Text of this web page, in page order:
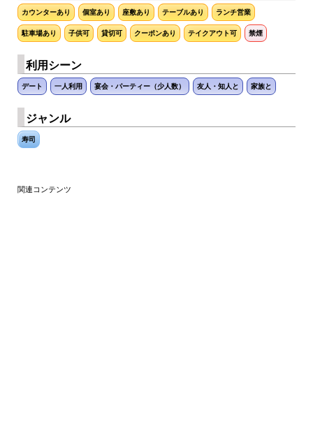
カウンターあり 個室あり 座敷あり テーブルあり ランチ営業
駐車場あり 子供可 貸切可 クーポンあり テイクアウト可 禁煙
利用シーン
デート 一人利用 宴会・パーティー（少人数） 友人・知人と 家族と
ジャンル
寿司
関連コンテンツ